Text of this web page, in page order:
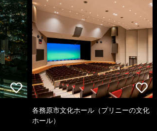
各務原市文化ホール（プリニーの文化
ホール）